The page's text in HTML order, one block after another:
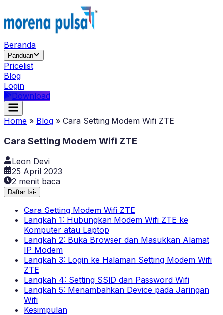
Beranda
Panduan
Pricelist
Blog
Login
Download
Home » Blog » Cara Setting Modem Wifi ZTE
Cara Setting Modem Wifi ZTE
Leon Devi
25 April 2023
2 menit baca
Daftar Isi-
Cara Setting Modem Wifi ZTE
Langkah 1: Hubungkan Modem Wifi ZTE ke
Komputer atau Laptop
Langkah 2: Buka Browser dan Masukkan Alamat
IP Modem
Langkah 3: Login ke Halaman Setting Modem Wifi
ZTE
Langkah 4: Setting SSID dan Password Wifi
Langkah 5: Menambahkan Device pada Jaringan
Wifi
Kesimpulan